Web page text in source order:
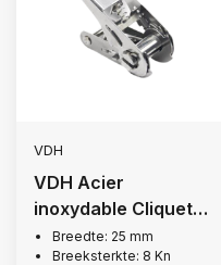
VDH
VDH Acier
inoxydable Cliquet
25 mm, 800 kg
Breedte: 25 mm
Breeksterkte: 8 Kn